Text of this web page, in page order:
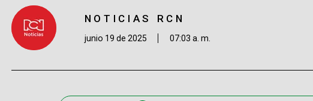
NOTICIAS RCN
junio 19 de 2025 07:03 a. m.